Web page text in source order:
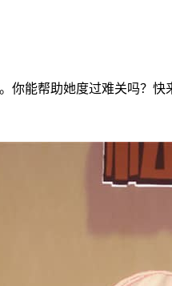
能帮助她度过难关吗？